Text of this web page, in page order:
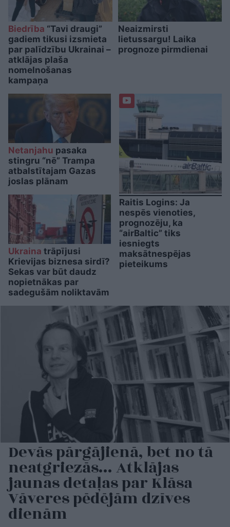
Biedrība “Tavi draugi”
gadiem tikusi izsmieta
par palīdzību Ukrainai –
atklājas plaša
nomelnošanas
kampaņa
Neaizmirsti
lietussargu! Laika
prognoze pirmdienai
Netanjahu pasaka
stingru “nē” Trampa
atbalstītajam Gazas
joslas plānam
Ukraina trāpījusi
Krievijas biznesa sirdī?
Sekas var būt daudz
nopietnākas par
sadegušām noliktavām
Raitis Logins: Ja
nespēs vienoties,
prognozēju, ka
“airBaltic” tiks
iesniegts
maksātnespējas
pieteikums
Devās pārgājienā, bet no tā
neatgriezās… Atklājas
jaunas detaļas par Klāsa
Vāveres pēdējām dzīves
dienām